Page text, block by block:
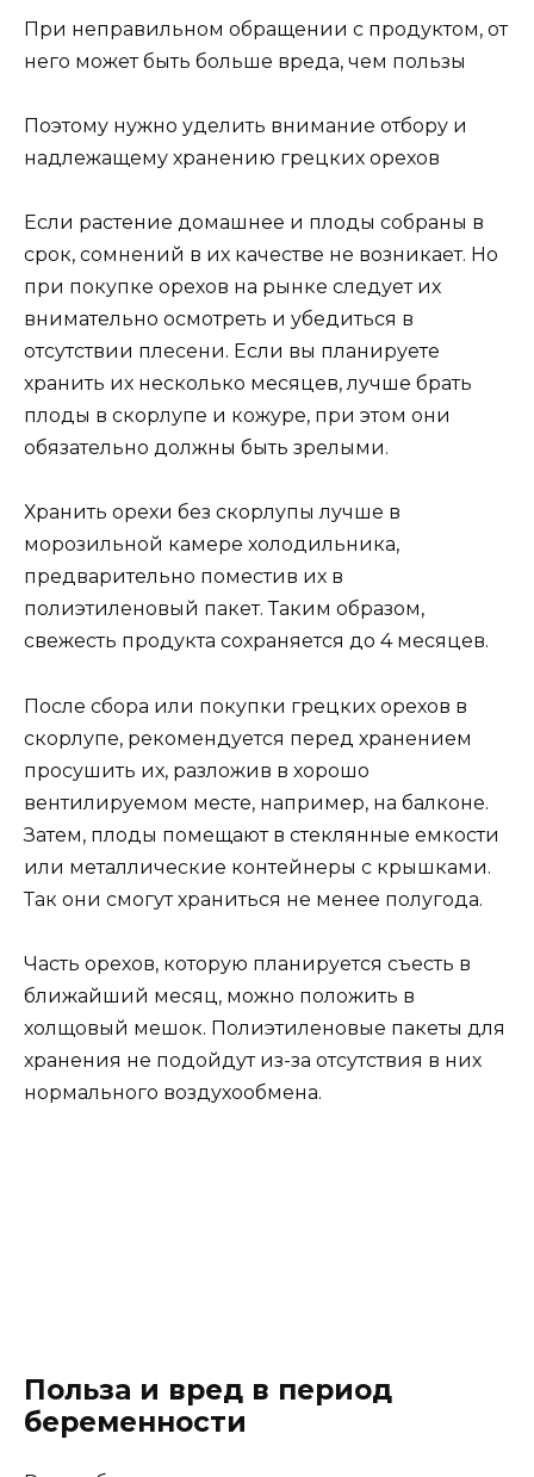
При неправильном обращении с продуктом, от
него может быть больше вреда, чем пользы
Поэтому нужно уделить внимание отбору и
надлежащему хранению грецких орехов
Если растение домашнее и плоды собраны в
срок, сомнений в их качестве не возникает. Но
при покупке орехов на рынке следует их
внимательно осмотреть и убедиться в
отсутствии плесени. Если вы планируете
хранить их несколько месяцев, лучше брать
плоды в скорлупе и кожуре, при этом они
обязательно должны быть зрелыми.
Хранить орехи без скорлупы лучше в
морозильной камере холодильника,
предварительно поместив их в
полиэтиленовый пакет. Таким образом,
свежесть продукта сохраняется до 4 месяцев.
После сбора или покупки грецких орехов в
скорлупе, рекомендуется перед хранением
просушить их, разложив в хорошо
вентилируемом месте, например, на балконе.
Затем, плоды помещают в стеклянные емкости
или металлические контейнеры с крышками.
Так они смогут храниться не менее полугода.
Часть орехов, которую планируется съесть в
ближайший месяц, можно положить в
холщовый мешок. Полиэтиленовые пакеты для
хранения не подойдут из-за отсутствия в них
нормального воздухообмена.
Польза и вред в период
беременности